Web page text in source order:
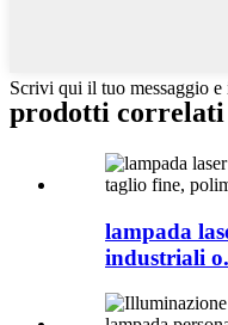
Scrivi qui il tuo messaggio e
prodotti correlati
lampada
industriali